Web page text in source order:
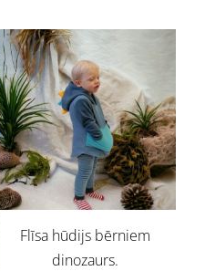
Flīsa hūdijs bērniem
dinozaurs.